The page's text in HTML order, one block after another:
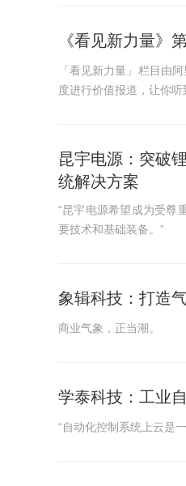
《看见新力量》
「看见新力量」栏目由
度进行价值报道，让你
昆宇电源：突破
统解决方案
“昆宇电源希望成为受尊
要技术和基础装备。”
象辑科技：打造
商业气象，正当潮。
学泰科技：工业
“自动化控制系统上云是